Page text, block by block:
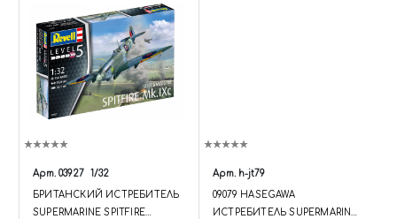
Арт. 03927 1/32
БРИТАНСКИЙ ИСТРЕБИТЕЛЬ
SUPERMARINE SPITFIRE
Арт. h-jt79
09079 HASEGAWA
ИСТРЕБИТЕЛЬ SUPERMARINE